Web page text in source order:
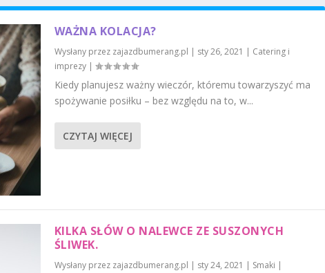
WAŻNA KOLACJA?
Wysłany przez zajazdbumerang.pl | sty 26, 2021 | Catering i
imprezy|
Kiedy planujesz ważny wieczór, któremu towarzyszyć ma
spożywanie posiłku – bez względu na to, w...
CZYTAJ WIĘCEJ
KILKA SŁÓW O NALEWCE ZE SUSZONYCH
ŚLIWEK.
Wysłany przez zajazdbumerang.pl | sty 24, 2021 | Smaki |